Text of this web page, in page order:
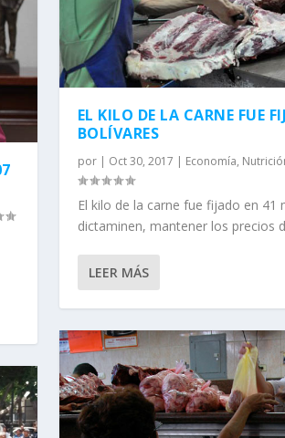
EL KILO DE LA CARNE FUE
BOLÍVARES
por | Oct 30, 2017 | Economía,
El kilo de la carne fue fijado en 41
dictaminen, mantener los precios
LEER MÁS